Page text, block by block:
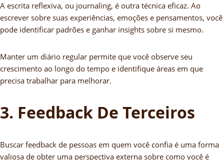
A escrita reflexiva, ou journaling, é outra técnica eficaz. Ao
escrever sobre suas experiências, emoções e pensamentos, você
pode identificar padrões e ganhar insights sobre si mesmo.
Manter um diário regular permite que você observe seu
crescimento ao longo do tempo e identifique áreas em que
precisa trabalhar para melhorar.
3. Feedback De Terceiros
Buscar feedback de pessoas em quem você confia é uma forma
valiosa de obter uma perspectiva externa sobre como você é